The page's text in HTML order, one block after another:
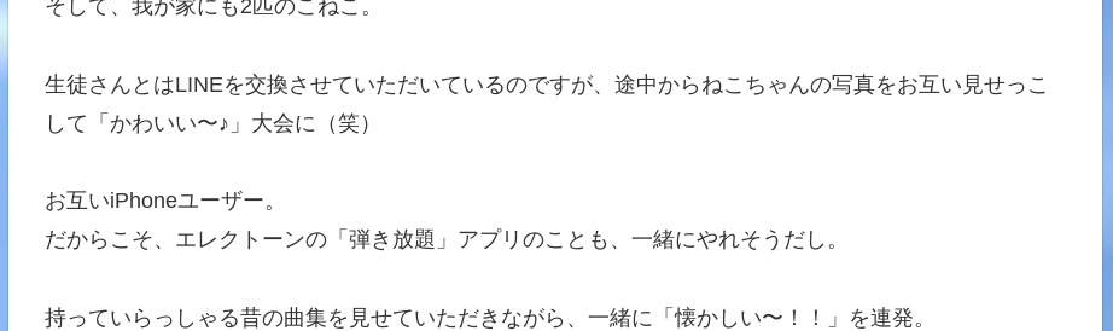
そして、我が家にも2匹のこねこ。
生徒さんとはLINEを交換させていただいているのですが、途中からねこちゃんの写真をお互い見せっこ
して「かわいい〜♪」大会に（笑）
お互いiPhoneユーザー。
だからこそ、エレクトーンの「弾き放題」アプリのことも、一緒にやれそうだし。
持っていらっしゃる昔の曲集を見せていただきながら、一緒に「懐かしい〜！！」を連発。